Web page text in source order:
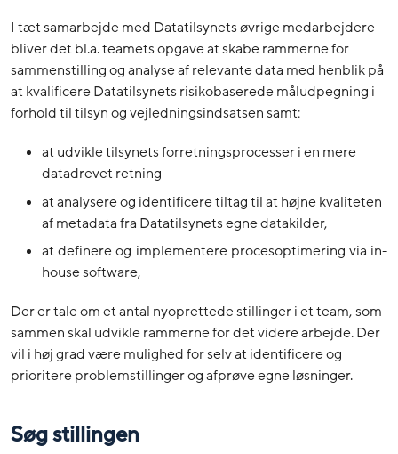
I tæt samarbejde med Datatilsynets øvrige medarbejdere
bliver det bl.a. teamets opgave at skabe rammerne for
sammenstilling og analyse af relevante data med henblik på
at kvalificere Datatilsynets risikobaserede måludpegning i
forhold til tilsyn og vejledningsindsatsen samt:
at udvikle tilsynets forretningsprocesser i en mere
datadrevet retning
at analysere og identificere tiltag til at højne kvaliteten
af metadata fra Datatilsynets egne datakilder,
at definere og implementere procesoptimering via in-
house software,
Der er tale om et antal nyoprettede stillinger i et team, som
sammen skal udvikle rammerne for det videre arbejde. Der
vil i høj grad være mulighed for selv at identificere og
prioritere problemstillinger og afprøve egne løsninger.
Søg stillingen